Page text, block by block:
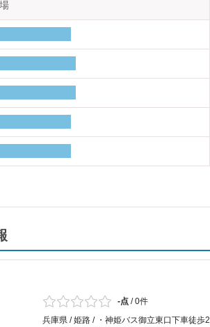
-点 /0件
兵庫県 / 姫路 / ・神姫バス御立東口下車徒歩2